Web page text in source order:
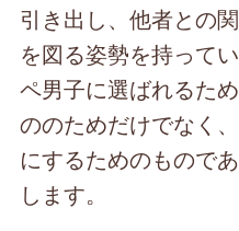
引き出し、他者との
を図る姿勢を持って
ペ男子に選ばれるた
ののためだけでなく
にするためのもので
します。